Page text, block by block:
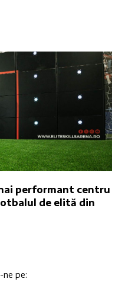
performant centru
de elită din
ne pe: